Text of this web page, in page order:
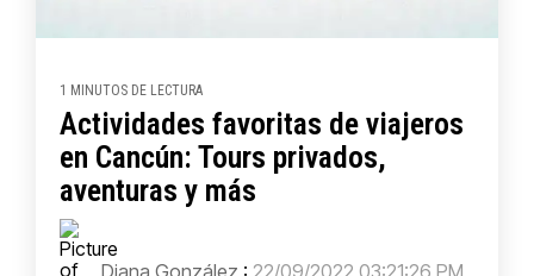
1 MINUTOS DE LECTURA
Actividades favoritas de viajeros
en Cancún: Tours privados,
aventuras y más
Diana González : 22/09/2022 03:21:26 PM